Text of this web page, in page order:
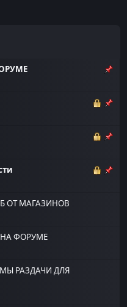
ОТ МАГАЗИНОВ
НА ФОРУМЕ
РАЗДАЧИ ДЛЯ